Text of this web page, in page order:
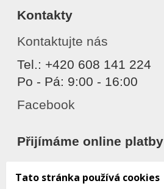
Kontakty
Kontaktujte nás
Tel.: +420 608 141 224
Po - Pá: 9:00 - 16:00
Facebook
Přijímáme online platby
Tato stránka používá cookies